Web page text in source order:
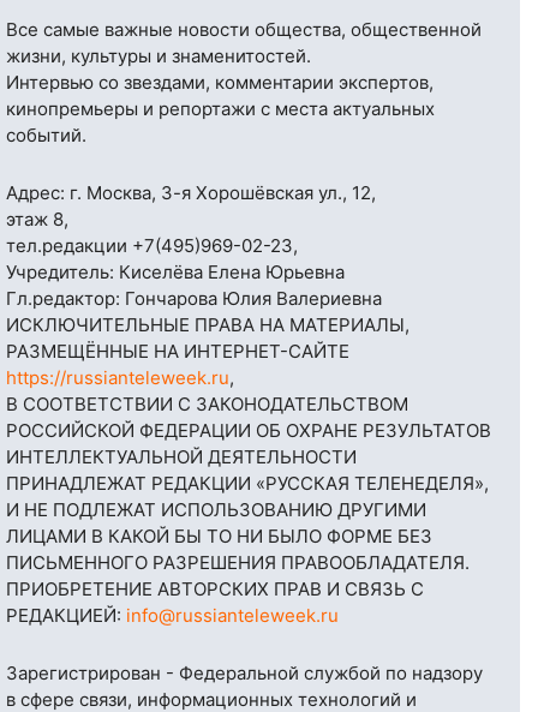
Все самые важные новости общества, общественной
жизни, культуры и знаменитостей.
Интервью со звездами, комментарии экспертов,
кинопремьеры и репортажи с места актуальных
событий.
Адрес: г. Москва, 3-я Хорошёвская ул., 12,
этаж 8,
тел.редакции +7(495)969-02-23,
Учредитель: Киселёва Елена Юрьевна
Гл.редактор: Гончарова Юлия Валериевна
ИСКЛЮЧИТЕЛЬНЫЕ ПРАВА НА МАТЕРИАЛЫ,
РАЗМЕЩЁННЫЕ НА ИНТЕРНЕТ-САЙТЕ
https://russianteleweek.ru,
В СООТВЕТСТВИИ С ЗАКОНОДАТЕЛЬСТВОМ
РОССИЙСКОЙ ФЕДЕРАЦИИ ОБ ОХРАНЕ РЕЗУЛЬТАТОВ
ИНТЕЛЛЕКТУАЛЬНОЙ ДЕЯТЕЛЬНОСТИ
ПРИНАДЛЕЖАТ РЕДАКЦИИ «РУССКАЯ ТЕЛЕНЕДЕЛЯ»,
И НЕ ПОДЛЕЖАТ ИСПОЛЬЗОВАНИЮ ДРУГИМИ
ЛИЦАМИ В КАКОЙ БЫ ТО НИ БЫЛО ФОРМЕ БЕЗ
ПИСЬМЕННОГО РАЗРЕШЕНИЯ ПРАВООБЛАДАТЕЛЯ.
ПРИОБРЕТЕНИЕ АВТОРСКИХ ПРАВ И СВЯЗЬ С
РЕДАКЦИЕЙ: info@russianteleweek.ru
Зарегистрирован - Федеральной службой по надзору
в сфере связи, информационных технологий и